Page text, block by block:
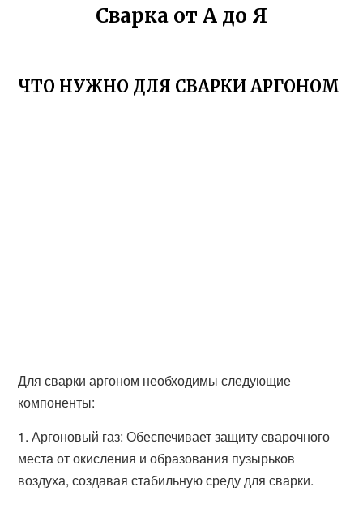
Сварка от А до Я
ЧТО НУЖНО ДЛЯ СВАРКИ АРГОНОМ
Для сварки аргоном необходимы следующие
компоненты:
1. Аргоновый газ: Обеспечивает защиту сварочного
места от окисления и образования пузырьков
воздуха, создавая стабильную среду для сварки.